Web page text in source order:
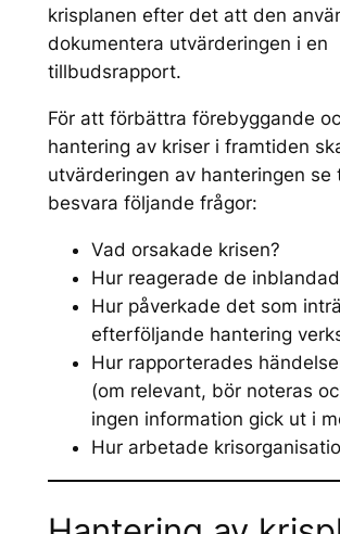
krisplanen efter det att den
dokumentera utvärderingen i en
tillbudsrapport.
För att förbättra förebyggande
hantering av kriser i framtiden
utvärderingen av hanteringen se
besvara följande frågor:
Vad orsakade krisen?
Hur reagerade de
Hur påverkade det som
efterföljande hantering
Hur rapporterades
(om relevant, bör noteras
ingen information gick ut i
Hur arbetade